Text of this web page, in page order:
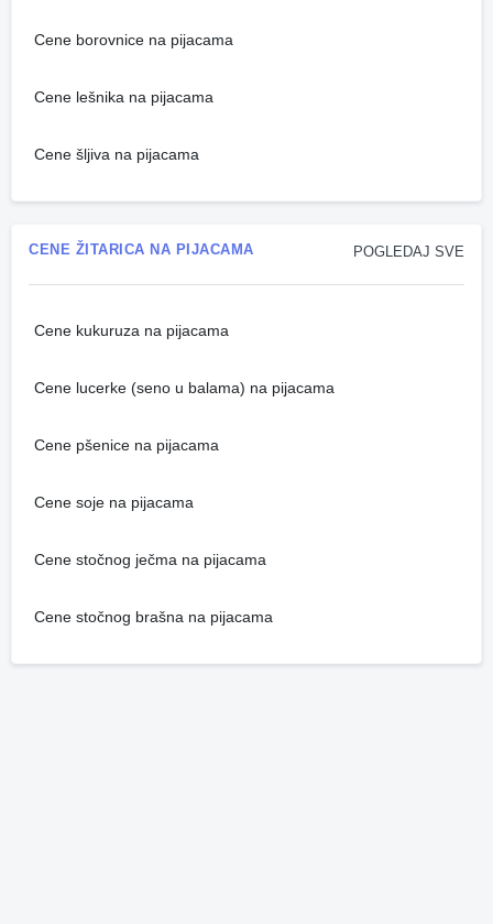
Cene borovnice na pijacama
Cene lešnika na pijacama
Cene šljiva na pijacama
POGLEDAJ SVE
CENE ŽITARICA NA PIJACAMA
Cene kukuruza na pijacama
Cene lucerke (seno u balama) na pijacama
Cene pšenice na pijacama
Cene soje na pijacama
Cene stočnog ječma na pijacama
Cene stočnog brašna na pijacama